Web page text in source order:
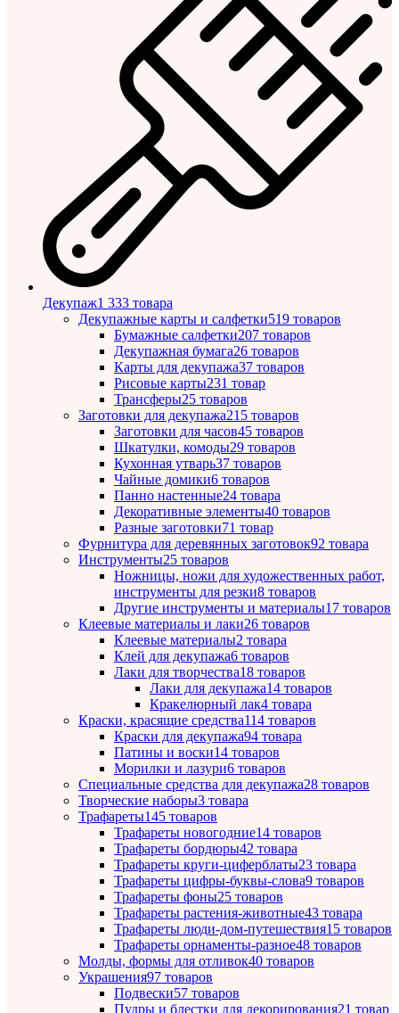
Декупаж1 333 товара
Декупажные карты и салфетки519 товаров
Бумажные салфетки207 товаров
Декупажная бумага26 товаров
Карты для декупажа37 товаров
Рисовые карты231 товар
Трансферы25 товаров
Заготовки для декупажа215 товаров
Заготовки для часов45 товаров
Шкатулки, комоды29 товаров
Кухонная утварь37 товаров
Чайные домики6 товаров
Панно настенные24 товара
Декоративные элементы40 товаров
Разные заготовки71 товар
Фурнитура для деревянных заготовок92 товара
Инструменты25 товаров
Ножницы, ножи для художественных работ,
инструменты для резки8 товаров
Другие инструменты и материалы17 товаров
Клеевые материалы и лаки26 товаров
Клеевые материалы2 товара
Клей для декупажа6 товаров
Лаки для творчества18 товаров
Лаки для декупажа14 товаров
Кракелюрный лак4 товара
Краски, красящие средства114 товаров
Краски для декупажа94 товара
Патины и воски14 товаров
Морилки и лазури6 товаров
Специальные средства для декупажа28 товаров
Творческие наборы3 товара
Трафареты145 товаров
Трафареты новогодние14 товаров
Трафареты бордюры42 товара
Трафареты круги-циферблаты23 товара
Трафареты цифры-буквы-слова9 товаров
Трафареты фоны25 товаров
Трафареты растения-животные43 товара
Трафареты люди-дом-путешествия15 товаров
Трафареты орнаменты-разное48 товаров
Молды, формы для отливок40 товаров
Украшения97 товаров
Подвески57 товаров
Пудры и блестки для декорирования21 товар